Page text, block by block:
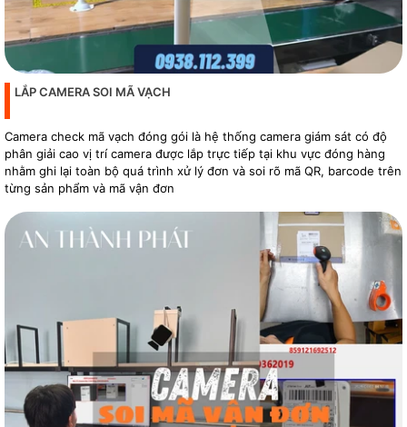
LẮP CAMERA SOI MÃ VẠCH
Camera check mã vạch đóng gói là hệ thống camera giám sát có độ
phân giải cao vị trí camera được lắp trực tiếp tại khu vực đóng hàng
nhằm ghi lại toàn bộ quá trình xử lý đơn và soi rõ mã QR, barcode trên
từng sản phẩm và mã vận đơn